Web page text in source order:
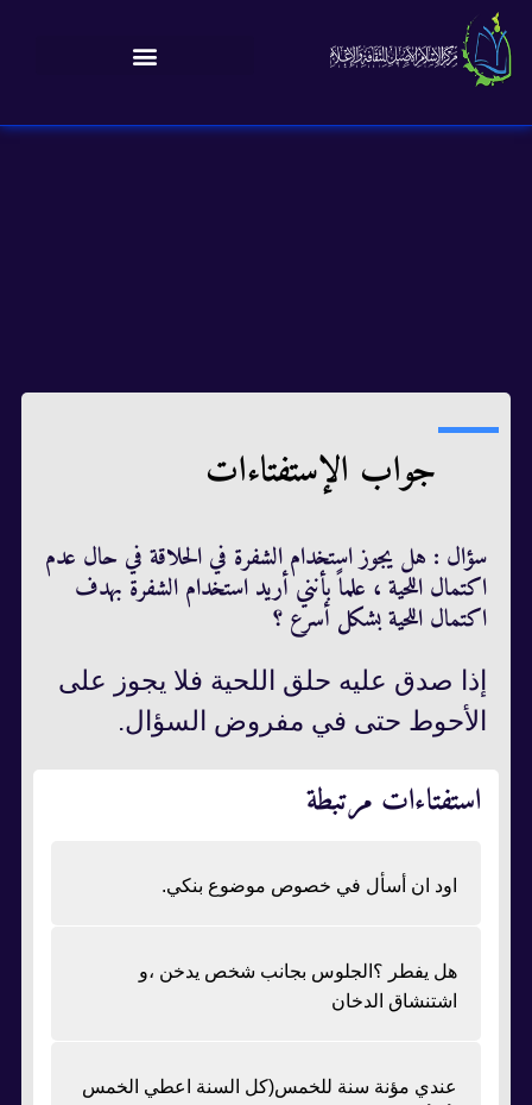
جواب الإستفتاءات
سؤال : هل يجوز استخدام الشفرة في الحلاقة في حال عدم
اكتمال اللحية ، علماً بأنني أريد استخدام الشفرة بهدف
اكتمال اللحية بشكل أسرع ؟
إذا صدق عليه حلق اللحية فلا يجوز على
الأحوط حتى في مفروض السؤال.
استفتاءات مرتبطة
اود ان أسأل في خصوص موضوع بنكي.
هل يفطر ؟الجلوس بجانب شخص يدخن ،و
اشتنشاق الدخان
عندي مؤنة سنة للخمس(كل السنة اعطي الخمس